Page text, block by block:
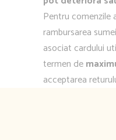
Pentru comenzile
rambursarea
asociat cardului
termen de
acceptarea